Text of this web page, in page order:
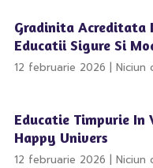
Gradinita Acreditata
Educatii Sigure Si
12 februarie 2026 Niciun
Educatie Timpurie In
Happy Univers
12 februarie 2026 Niciun